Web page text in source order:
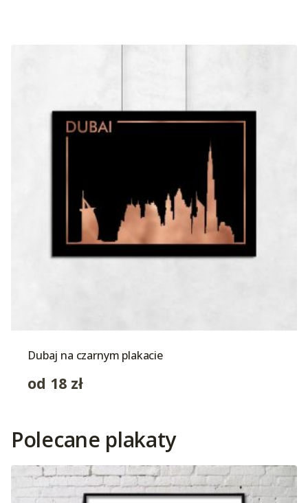
Dubaj na czarnym plakacie
od 18 zł
Polecane plakaty